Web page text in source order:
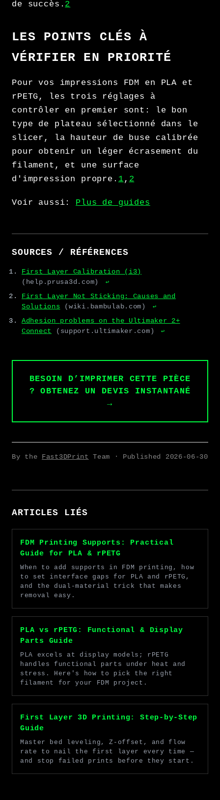
de succès. 2
LES POINTS CLÉS À
VÉRIFIER EN PRIORITÉ
Pour vos impressions FDM en PLA et
rPETG, les trois réglages à
contrôler en premier sont: le bon
type de plateau sélectionné dans le
slicer, la hauteur de buse calibrée
pour obtenir un léger écrasement du
filament, et une surface
d'impression propre. 1 , 2
Voir aussi: Plus de guides
SOURCES / RÉFÉRENCES
First Layer Calibration (i3)
(help.prusa3d.com)
↩
First Layer Not Sticking: Causes and
Solutions
(wiki.bambulab.com) ↩
Adhesion problems on the Ultimaker 2+
Connect
(support.ultimaker.com) ↩
BESOIN D’IMPRIMER CETTE PIÈCE
? OBTENEZ UN DEVIS INSTANTANÉ
→
By the Fast3DPrint Team · Published 2026-06-30
ARTICLES LIÉS
FDM Printing Supports: Practical
Guide for PLA & rPETG
When to add supports in FDM printing, how
to set interface gaps for PLA and rPETG,
and the dual-material trick that makes
removal easy.
PLA vs rPETG: Functional & Display
Parts Guide
PLA excels at display models; rPETG
handles functional parts under heat and
stress. Here's how to pick the right
filament for your FDM project.
First Layer 3D Printing: Step-by-Step
Guide
Master bed leveling, Z-offset, and flow
rate to nail the first layer every time —
and stop failed prints before they start.